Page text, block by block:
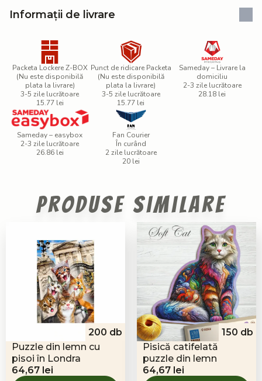
Informații de livrare
Packeta Lockere Z-BOX
(Nu este disponibilă
plata la livrare)
3-5 zile lucrătoare
15.77 lei
Punct de ridicare Packeta
(Nu este disponibilă
plata la livrare)
3-5 zile lucrătoare
15.77 lei
Sameday – Livrare la
domiciliu
2-3 zile lucrătoare
28.18 lei
Sameday – easybox
2-3 zile lucrătoare
26.86 lei
Fan Courier
În curând
2 zile lucrătoare
20 lei
Produse similare
200 db
Puzzle din lemn cu
pisoi în Londra
64,67 lei
150 db
Pisică catifelată
puzzle din lemn
64,67 lei